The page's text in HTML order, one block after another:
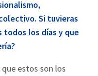
Si tuvieras
todos los días y que
estos son los